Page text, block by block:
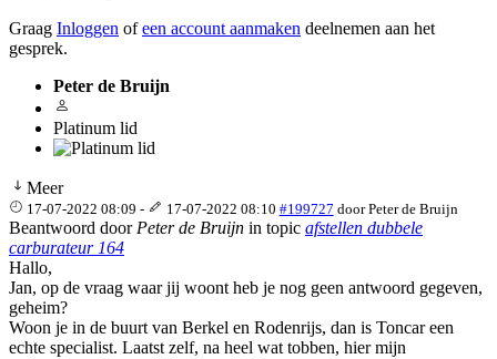
Graag Inloggen ofeen account aanmaken deelnemen aan het
gesprek.
Peter de Bruijn
Platinum lid
Meer
17-07-2022 08:09 - 17-07-2022 08:10 #199727 doorPeter de Bruijn
Beantwoord door Peter de Bruijn in topic afstellen dubbele
carburateur 164
Hallo,
Jan, op de vraag waar jij woont heb je nog geen antwoord gegeven,
geheim?
Woon je in de buurt van Berkel en Rodenrijs, dan is Toncar een
echte specialist. Laatst zelf, na heel wat tobben, hier mijn